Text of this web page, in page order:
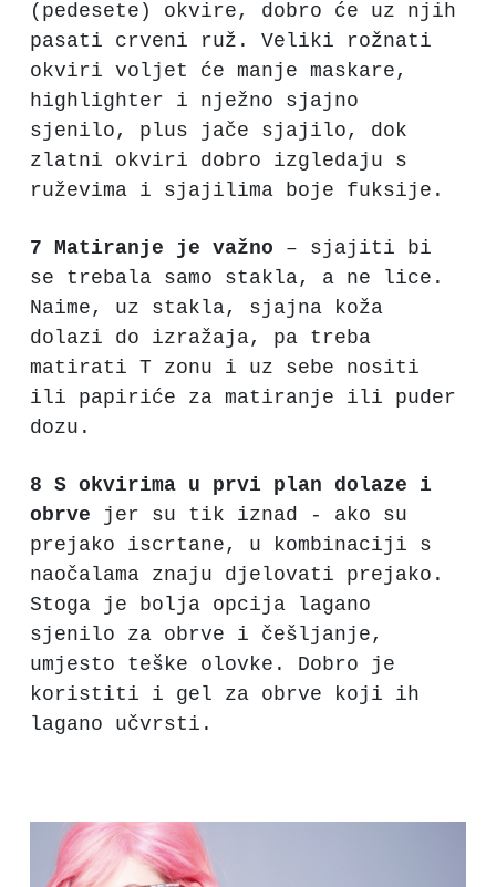
(pedesete) okvire, dobro će uz njih
pasati crveni ruž. Veliki rožnati
okviri voljet će manje maskare,
highlighter i nježno sjajno
sjenilo, plus jače sjajilo, dok
zlatni okviri dobro izgledaju s
ruževima i sjajilima boje fuksije.
7 Matiranje je važno – sjajiti bi
se trebala samo stakla, a ne lice.
Naime, uz stakla, sjajna koža
dolazi do izražaja, pa treba
matirati T zonu i uz sebe nositi
ili papiriće za matiranje ili puder
dozu.
8 S okvirima u prvi plan dolaze i
obrve jer su tik iznad - ako su
prejako iscrtane, u kombinaciji s
naočalama znaju djelovati prejako.
Stoga je bolja opcija lagano
sjenilo za obrve i češljanje,
umjesto teške olovke. Dobro je
koristiti i gel za obrve koji ih
lagano učvrsti.